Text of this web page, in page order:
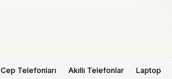
Cep Telefonları Akıllı Telefonlar Laptop